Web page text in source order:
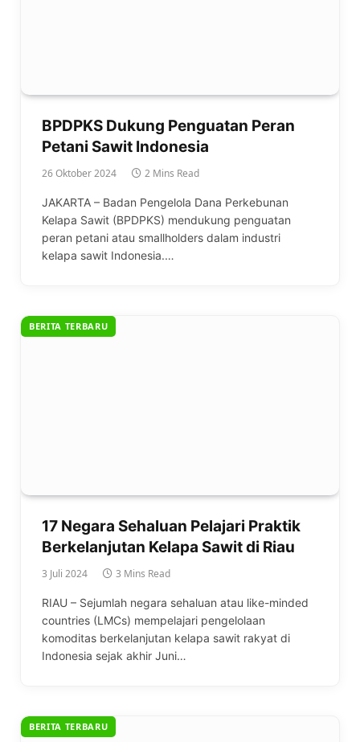
BPDPKS Dukung Penguatan Peran
Petani Sawit Indonesia
26 Oktober 2024 2 Mins Read
JAKARTA – Badan Pengelola Dana Perkebunan
Kelapa Sawit (BPDPKS) mendukung penguatan
peran petani atau smallholders dalam industri
kelapa sawit Indonesia.…
BERITA TERBARU
17 Negara Sehaluan Pelajari Praktik
Berkelanjutan Kelapa Sawit di Riau
3 Juli 2024 3 Mins Read
RIAU – Sejumlah negara sehaluan atau like-minded
countries (LMCs) mempelajari pengelolaan
komoditas berkelanjutan kelapa sawit rakyat di
Indonesia sejak akhir Juni…
BERITA TERBARU